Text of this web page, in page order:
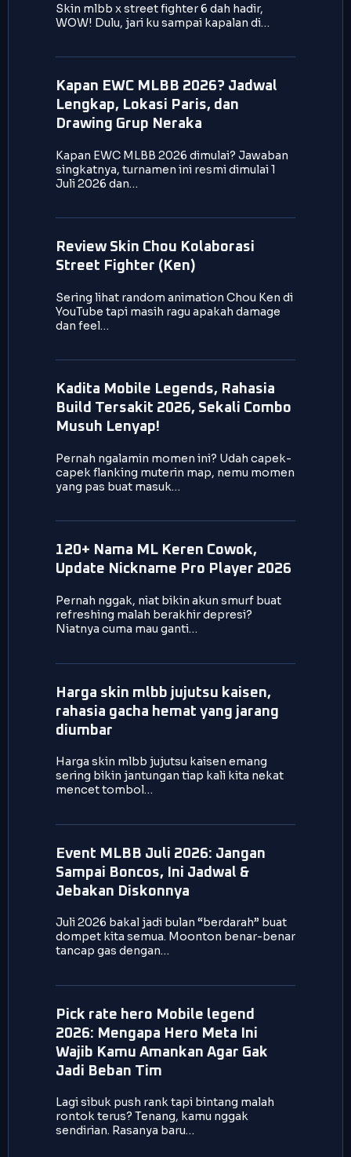
Skin mlbb x street fighter 6 dah hadir,
WOW! Dulu, jari ku sampai kapalan di…
Kapan EWC MLBB 2026? Jadwal
Lengkap, Lokasi Paris, dan
Drawing Grup Neraka
Kapan EWC MLBB 2026 dimulai? Jawaban
singkatnya, turnamen ini resmi dimulai 1
Juli 2026 dan…
Review Skin Chou Kolaborasi
Street Fighter (Ken)
Sering lihat random animation Chou Ken di
YouTube tapi masih ragu apakah damage
dan feel…
Kadita Mobile Legends, Rahasia
Build Tersakit 2026, Sekali Combo
Musuh Lenyap!
Pernah ngalamin momen ini? Udah capek-
capek flanking muterin map, nemu momen
yang pas buat masuk…
120+ Nama ML Keren Cowok,
Update Nickname Pro Player 2026
Pernah nggak, niat bikin akun smurf buat
refreshing malah berakhir depresi?
Niatnya cuma mau ganti…
Harga skin mlbb jujutsu kaisen,
rahasia gacha hemat yang jarang
diumbar
Harga skin mlbb jujutsu kaisen emang
sering bikin jantungan tiap kali kita nekat
mencet tombol…
Event MLBB Juli 2026: Jangan
Sampai Boncos, Ini Jadwal &
Jebakan Diskonnya
Juli 2026 bakal jadi bulan “berdarah” buat
dompet kita semua. Moonton benar-benar
tancap gas dengan…
Pick rate hero Mobile legend
2026: Mengapa Hero Meta Ini
Wajib Kamu Amankan Agar Gak
Jadi Beban Tim
Lagi sibuk push rank tapi bintang malah
rontok terus? Tenang, kamu nggak
sendirian. Rasanya baru…